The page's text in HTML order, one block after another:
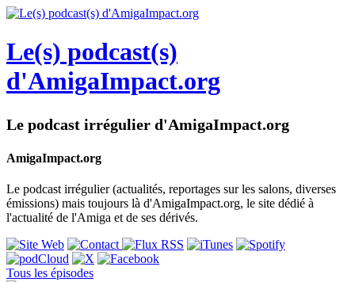
Le(s) podcast(s)
d'AmigaImpact.org
Le podcast irrégulier d'AmigaImpact.org
AmigaImpact.org
Le podcast irrégulier (actualités, reportages sur les salons, diverses
émissions) mais toujours là d'AmigaImpact.org, le site dédié à
l'actualité de l'Amiga et de ses dérivés.
Tous les épisodes